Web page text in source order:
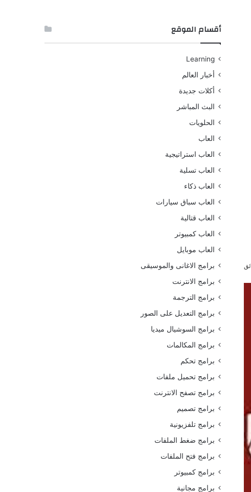
أقسام الموقع
Learning
أخبار العالم
أكلات جديدة
البث المباشر
الحلويات
العاب
العاب استراتيجية
العاب تسلية
العاب ذكاء
العاب سباق سيارات
العاب قتالية
العاب كمبيوتر
العاب موبايل
برامج الاغانى والموسيقى
برامج الانترنت
برامج الترجمة
برامج التعديل على الصور
برامج السوشيال ميديا
برامج المكالمات
برامج تحكم
برامج تحميل ملفات
برامج تصفح الانترنت
برامج تصميم
برامج تلفزيونية
برامج ضغط الملفات
برامج فتح الملفات
برامج كمبيوتر
برامج مجانية